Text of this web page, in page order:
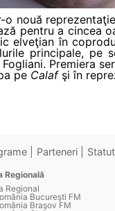
nouă
pentru a cincea
elveţian în
principale, pe
Premiera
pe Calaf şi în
Parteneri
Regională
Regional
Bucureşti FM
Braşov FM